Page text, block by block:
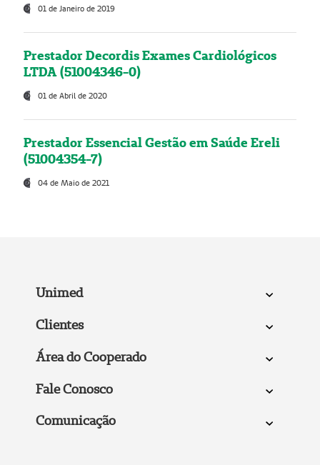
01 de Janeiro de 2019
Prestador Decordis Exames Cardiológicos
LTDA (51004346-0)
01 de Abril de 2020
Prestador Essencial Gestão em Saúde Ereli
(51004354-7)
04 de Maio de 2021
Unimed
Clientes
Área do Cooperado
Fale Conosco
Comunicação